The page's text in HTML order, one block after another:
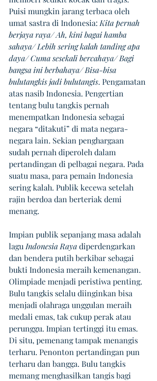
Puisi mungkin jarang terbaca oleh
umat sastra di Indonesia: Kita pernah
berjaya raya/ Ah, kini bagai hamba
sahaya/ Lebih sering kalah tanding apa
daya/ Cuma sesekali bercahaya/ Bagi
bangsa ini berbahaya/ Bisa-bisa
bulutangkis jadi bulutangis. Pengamatan
atas nasib Indonesia. Pengertian
tentang bulu tangkis pernah
menempatkan Indonesia sebagai
negara “ditakuti” di mata negara-
negara lain. Sekian penghargaan
sudah pernah diperoleh dalam
pertandingan di pelbagai negara. Pada
suatu masa, para pemain Indonesia
sering kalah. Publik kecewa setelah
rajin berdoa dan berteriak demi
menang.
Impian publik sepanjang masa adalah
lagu Indonesia Raya diperdengarkan
dan bendera putih berkibar sebagai
bukti Indonesia meraih kemenangan.
Olimpiade menjadi peristiwa penting.
Bulu tangkis selalu diinginkan bisa
menjadi olahraga unggulan meraih
medali emas, tak cukup perak atau
perunggu. Impian tertinggi itu emas.
Di situ, pemenang tampak menangis
terharu. Penonton pertandingan pun
terharu dan bangga. Bulu tangkis
memang menghasilkan tangis bagi